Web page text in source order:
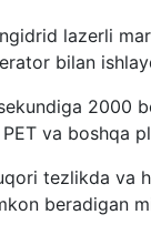
lazerli
bilan
2000
va boshqa
tezlikda va
beradigan